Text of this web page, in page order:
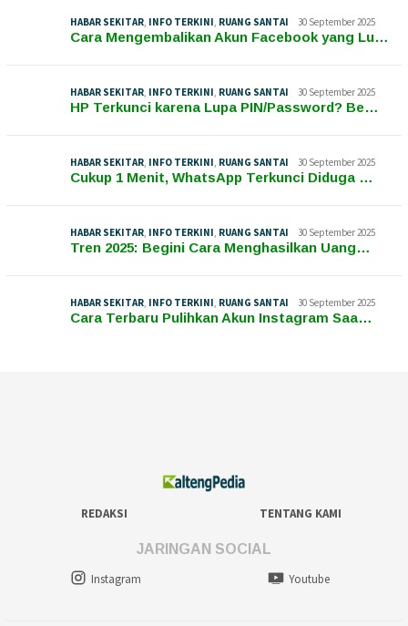
HABAR SEKITAR, INFO TERKINI, RUANG SANTAI 30 September 2025
Cara Mengembalikan Akun Facebook yang Lu…
HABAR SEKITAR, INFO TERKINI, RUANG SANTAI 30 September 2025
HP Terkunci karena Lupa PIN/Password? Be…
HABAR SEKITAR, INFO TERKINI, RUANG SANTAI 30 September 2025
Cukup 1 Menit, WhatsApp Terkunci Diduga …
HABAR SEKITAR, INFO TERKINI, RUANG SANTAI 30 September 2025
Tren 2025: Begini Cara Menghasilkan Uang…
HABAR SEKITAR, INFO TERKINI, RUANG SANTAI 30 September 2025
Cara Terbaru Pulihkan Akun Instagram Saa…
REDAKSI TENTANG KAMI
JARINGAN SOCIAL
Instagram
Youtube